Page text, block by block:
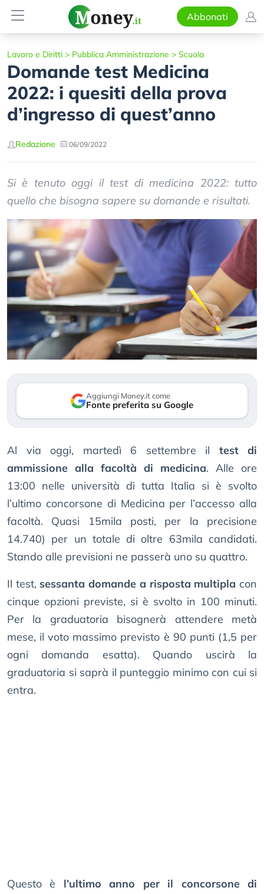
Abbonati
Lavoro e Diritti > Pubblica Amministrazione > Scuola
Domande test Medicina
2022: i quesiti della prova
d’ingresso di quest’anno
Redazione 06/09/2022
Si è tenuto oggi il test di medicina 2022: tutto
quello che bisogna sapere su domande e risultati.
Aggiungi Money.it come
Fonte preferita su Google
Al via oggi, martedì 6 settembre il test di
ammissione alla facoltà di medicina. Alle ore
13:00 nelle università di tutta Italia si è svolto
l’ultimo concorsone di Medicina per l’accesso alla
facoltà. Quasi 15mila posti, per la precisione
14.740) per un totale di oltre 63mila candidati.
Stando alle previsioni ne passerà uno su quattro.
Il test, sessanta domande a risposta multipla con
cinque opzioni previste, si è svolto in 100 minuti.
Per la graduatoria bisognerà attendere metà
mese, il voto massimo previsto è 90 punti (1,5 per
ogni domanda esatta). Quando uscirà la
graduatoria si saprà il punteggio minimo con cui si
entra.
Questo è l’ultimo anno per il concorsone di